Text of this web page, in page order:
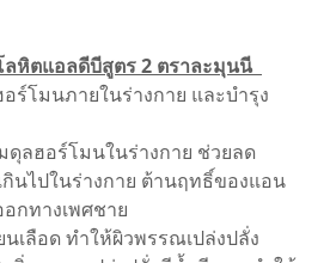
หิตแอลดีบีสูตร 2 ตราละมุนนี
ร์โมนภายในร่างกาย และบำรุง
ลฮอร์โมนในร่างกาย ช่วยลด
นไปในร่างกาย ต้านฤทธิ์ของแอน
กทางเพศชาย
นเลือด ทำให้ผิวพรรณเปล่งปลั่ง